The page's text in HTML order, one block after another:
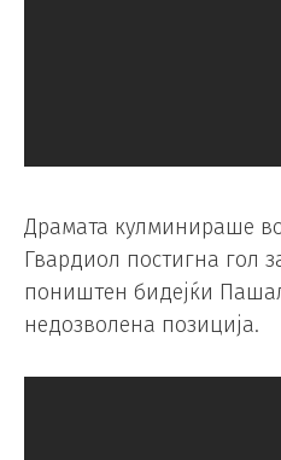
Драмата кулминираше во
Гвардиол постигна гол
поништен бидејќи
недозволена позиција.